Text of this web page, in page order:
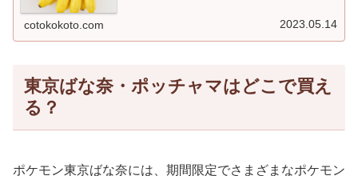
cotokokoto.com 2023.05.14
東京ばな奈・ポッチャマはどこで買え
る？
ポケモン東京ばな奈には、期間限定でさまざまなポケモン